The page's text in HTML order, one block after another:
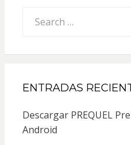
for:
ENTRADAS
Descargar PREQUEL
Android